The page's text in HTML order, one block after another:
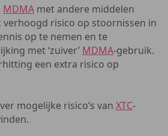
MDMA met andere middelen
risico op stoornissen in
op te nemen en te
met ‘zuiver’ MDMA-gebruik.
een extra risico op
mogelijke risico’s van XTC-